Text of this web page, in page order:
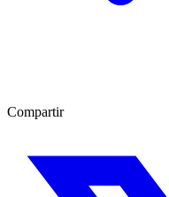
Compartir